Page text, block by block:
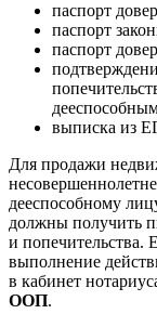
паспорт
паспорт
паспорт
выписка из
Для продажи
дееспособному
должны получить
и попечительства.
выполнение
в кабинет
ООП.